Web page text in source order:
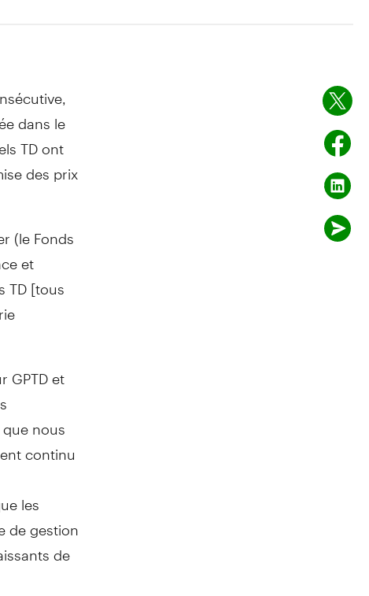
dans le
TD ont
des prix
(le Fonds
et
TD [tous
et
nous
continu
les
de gestion
de